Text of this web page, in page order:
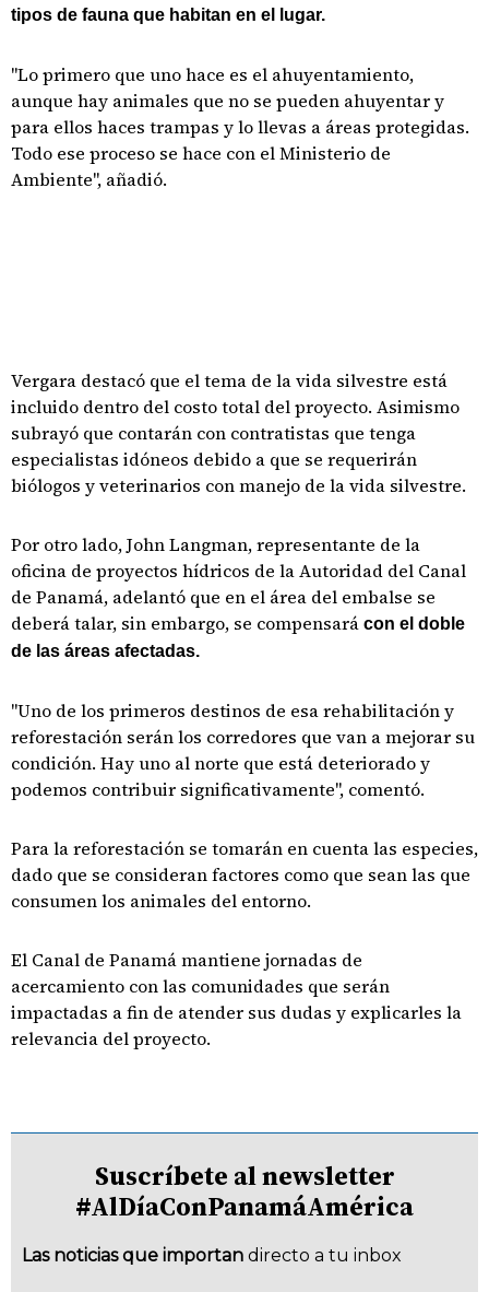
tipos de fauna que habitan en el lugar.
"Lo primero que uno hace es el ahuyentamiento,
aunque hay animales que no se pueden ahuyentar y
para ellos haces trampas y lo llevas a áreas protegidas.
Todo ese proceso se hace con el Ministerio de
Ambiente", añadió.
Vergara destacó que el tema de la vida silvestre está
incluido dentro del costo total del proyecto. Asimismo
subrayó que contarán con contratistas que tenga
especialistas idóneos debido a que se requerirán
biólogos y veterinarios con manejo de la vida silvestre.
Por otro lado, John Langman, representante de la
oficina de proyectos hídricos de la Autoridad del Canal
de Panamá, adelantó que en el área del embalse se
deberá talar, sin embargo, se compensará con el doble
de las áreas afectadas.
"Uno de los primeros destinos de esa rehabilitación y
reforestación serán los corredores que van a mejorar su
condición. Hay uno al norte que está deteriorado y
podemos contribuir significativamente", comentó.
Para la reforestación se tomarán en cuenta las especies,
dado que se consideran factores como que sean las que
consumen los animales del entorno.
El Canal de Panamá mantiene jornadas de
acercamiento con las comunidades que serán
impactadas a fin de atender sus dudas y explicarles la
relevancia del proyecto.
Suscríbete al newsletter
#AlDíaConPanamáAmérica
Las noticias que importan directo a tu inbox